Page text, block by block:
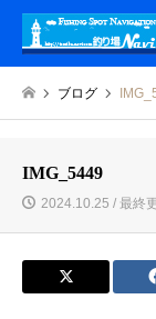
ブログ
IMG_5449
2024.10.25 / 最終